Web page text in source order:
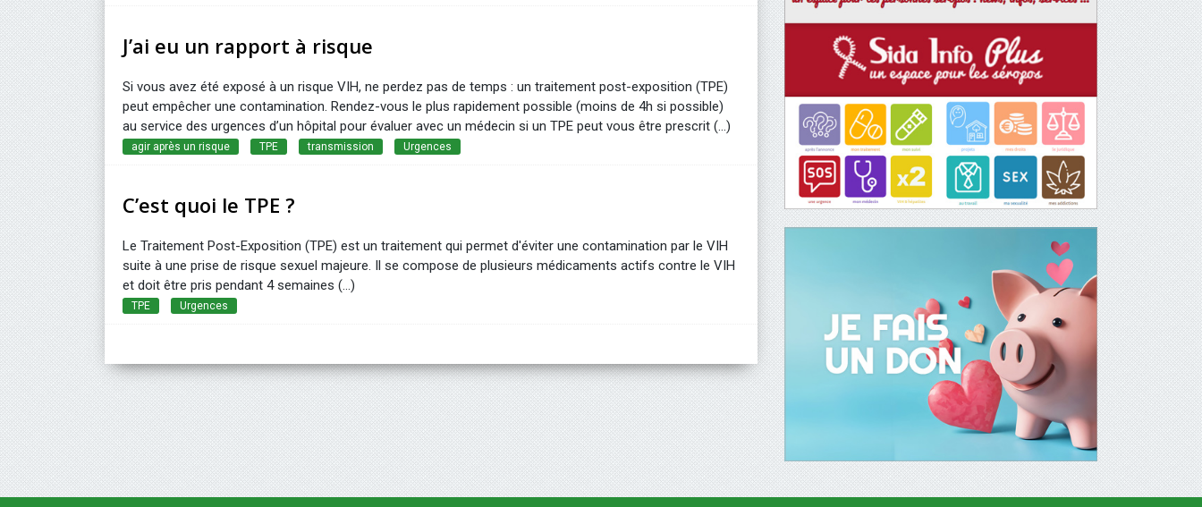
J’ai eu un rapport à risque
Si vous avez été exposé à un risque VIH, ne perdez pas de temps : un traitement post-exposition (TPE)
peut empêcher une contamination. Rendez-vous le plus rapidement possible (moins de 4h si possible)
au service des urgences d’un hôpital pour évaluer avec un médecin si un TPE peut vous être prescrit (...)
agir après un risque TPE transmission Urgences
C’est quoi le TPE ?
Le Traitement Post-Exposition (TPE) est un traitement qui permet d'éviter une contamination par le VIH
suite à une prise de risque sexuel majeure. Il se compose de plusieurs médicaments actifs contre le VIH
et doit être pris pendant 4 semaines (...)
TPE Urgences